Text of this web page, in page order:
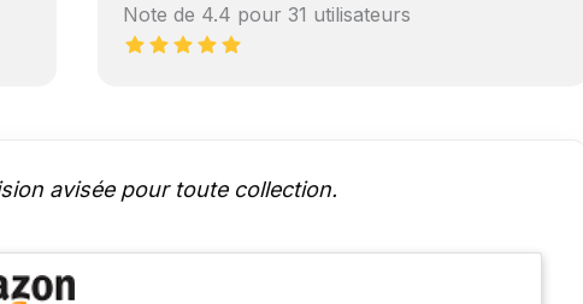
Note de 4.4 pour 31 utilisateurs
avisée pour toute collection.